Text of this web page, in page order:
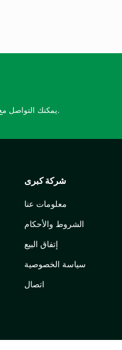
يمكنك التواصل مع فريق الدعم لدينا على مدار الساعة طوال أيام الأسبوع.
شركة كبرى
معلومات عنا
الشروط والأحكام
إتفاق البيع
سياسة الخصوصية
اتصال